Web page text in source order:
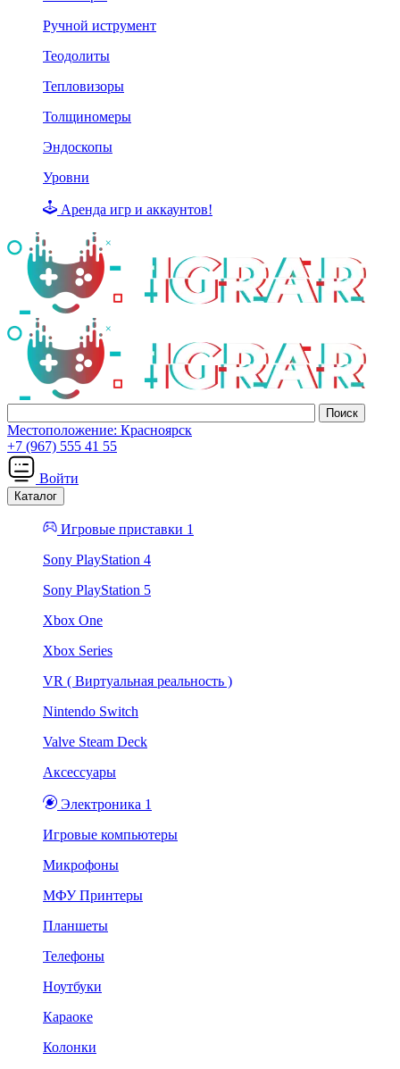
Ручной иструмент
Теодолиты
Тепловизоры
Толщиномеры
Эндоскопы
Уровни
Аренда игр и аккаунтов!
Местоположение: Красноярск
+7 (967) 555 41 55
Войти
Каталог
Игровые приставки 1
Sony PlayStation 4
Sony PlayStation 5
Xbox One
Xbox Series
VR ( Виртуальная реальность )
Nintendo Switch
Valve Steam Deck
Аксессуары
Электроника 1
Игровые компьютеры
Микрофоны
МФУ Принтеры
Планшеты
Телефоны
Ноутбуки
Караоке
Колонки